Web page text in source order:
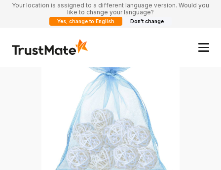
Your location is assigned to a different language version. Would you
like to change your language?
Yes, change to English Don't change